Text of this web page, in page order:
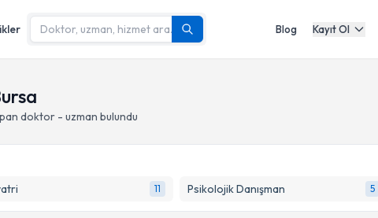
Blog Kayıt Ol
doktor - uzman bulundu
11 Psikolojik Danışman 5